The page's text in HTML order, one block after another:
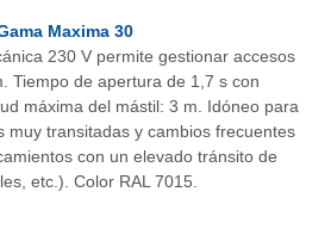
Maxima 30
230 V permite gestionar accesos
Tiempo de apertura de 1,7 s con
máxima del mástil: 3 m. Idóneo para
muy transitadas y cambios frecuentes
con un elevado tránsito de
etc.). Color RAL 7015.